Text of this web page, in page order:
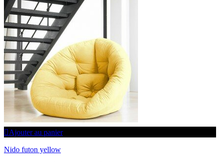
Ajouter au panier
Nido futon yellow